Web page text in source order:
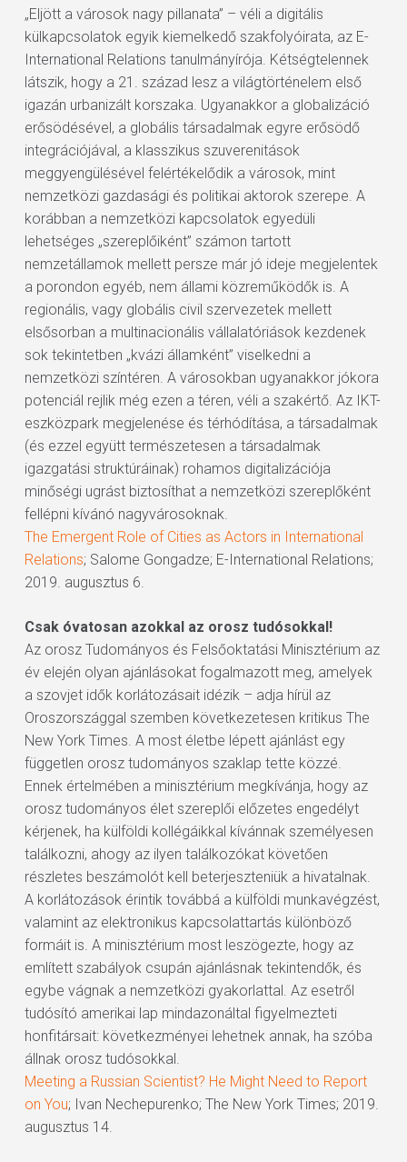
„Eljött a városok nagy pillanata” – véli a digitális
külkapcsolatok egyik kiemelkedő szakfolyóirata, az E-
International Relations tanulmányírója. Kétségtelennek
látszik, hogy a 21. század lesz a világtörténelem első
igazán urbanizált korszaka. Ugyanakkor a globalizáció
erősödésével, a globális társadalmak egyre erősödő
integrációjával, a klasszikus szuverenitások
meggyengülésével felértékelődik a városok, mint
nemzetközi gazdasági és politikai aktorok szerepe. A
korábban a nemzetközi kapcsolatok egyedüli
lehetséges „szereplőiként” számon tartott
nemzetállamok mellett persze már jó ideje megjelentek
a porondon egyéb, nem állami közreműködők is. A
regionális, vagy globális civil szervezetek mellett
elsősorban a multinacionális vállalatóriások kezdenek
sok tekintetben „kvázi államként” viselkedni a
nemzetközi színtéren. A városokban ugyanakkor jókora
potenciál rejlik még ezen a téren, véli a szakértő. Az IKT-
eszközpark megjelenése és térhódítása, a társadalmak
(és ezzel együtt természetesen a társadalmak
igazgatási struktúráinak) rohamos digitalizációja
minőségi ugrást biztosíthat a nemzetközi szereplőként
fellépni kívánó nagyvárosoknak.
The Emergent Role of Cities as Actors in International
Relations; Salome Gongadze; E-International Relations;
2019. augusztus 6.
Csak óvatosan azokkal az orosz tudósokkal!
Az orosz Tudományos és Felsőoktatási Minisztérium az
év elején olyan ajánlásokat fogalmazott meg, amelyek
a szovjet idők korlátozásait idézik – adja hírül az
Oroszországgal szemben következetesen kritikus The
New York Times. A most életbe lépett ajánlást egy
független orosz tudományos szaklap tette közzé.
Ennek értelmében a minisztérium megkívánja, hogy az
orosz tudományos élet szereplői előzetes engedélyt
kérjenek, ha külföldi kollégáikkal kívánnak személyesen
találkozni, ahogy az ilyen találkozókat követően
részletes beszámolót kell beterjeszteniük a hivatalnak.
A korlátozások érintik továbbá a külföldi munkavégzést,
valamint az elektronikus kapcsolattartás különböző
formáit is. A minisztérium most leszögezte, hogy az
említett szabályok csupán ajánlásnak tekintendők, és
egybe vágnak a nemzetközi gyakorlattal. Az esetről
tudósító amerikai lap mindazonáltal figyelmezteti
honfitársait: következményei lehetnek annak, ha szóba
állnak orosz tudósokkal.
Meeting a Russian Scientist? He Might Need to Report
on You; Ivan Nechepurenko; The New York Times; 2019.
augusztus 14.